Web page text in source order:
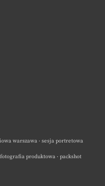
warszawa · sesja portretowa
produktowa · packshot